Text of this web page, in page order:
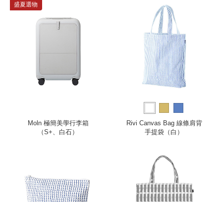
盛夏選物
Moln 極簡美學行李箱
（S+、白石）
Rivi Canvas Bag 線條肩背
手提袋（白）